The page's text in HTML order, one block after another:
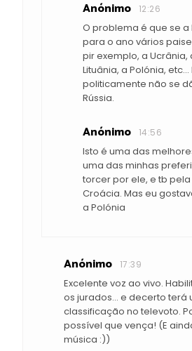
Anónimo 12:26
O problema é que se a
para o ano vários
pir exemplo, a Ucrânia,
Lituânia, a Polónia,
politicamente não se
Rússia.
Anónimo 14:56
Isto é uma das
uma das minhas
torcer por ele, e tb
Croácia. Mas eu
a Polónia
Anónimo 17:39
Excelente voz ao vivo.
os jurados... e decerto terá
classificação no televoto.
possível que vença! (E
música :))